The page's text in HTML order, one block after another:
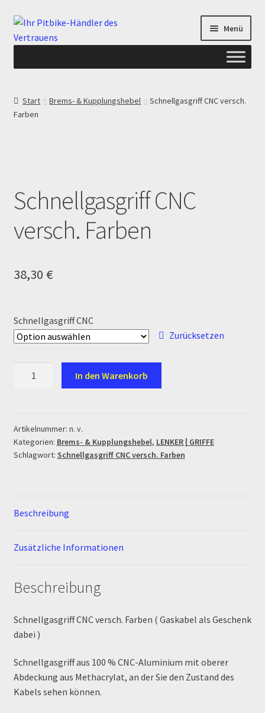
Zur
Navigation
Zum
Inhalt
Menü
ANGEBOTE AB-PITBIKE
Devolución
Echtheit von Bewertungen
Ersatzteile Pitbike
Impressum
Info
Kasse
Kontakt
MALCOR PITCROSS / DIRTBIKE
Mein Konto
Member Directory
My Account
Start Brems- & Kupplungshebel
Schnellgasgriff CNC versch.
Farben
Schnellgasgriff CNC
versch. Farben
38,30 €
Schnellgasgriff CNC
Zurücksetzen
Menge
In den Warenkorb
Artikelnummer: n. v.
Kategorien: Brems- & Kupplungshebel, LENKER | GRIFFE
Schlagwort: Schnellgasgriff CNC versch. Farben
Beschreibung
Zusätzliche Informationen
Beschreibung
Schnellgasgriff CNC versch. Farben ( Gaskabel als Geschenk
dabei )
Schnellgasgriff aus 100 % CNC-Aluminium mit oberer
Abdeckung aus Methacrylat, an der Sie den Zustand des
Kabels sehen können.